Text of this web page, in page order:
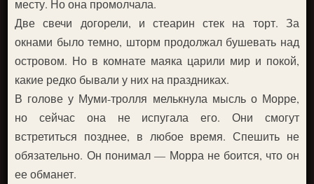
месту. Но она промолчала.
Две свечи догорели, и стеарин стек на торт. За
окнами было темно, шторм продолжал бушевать над
островом. Но в комнате маяка царили мир и покой,
какие редко бывали у них на праздниках.
В голове у Муми-тролля мелькнула мысль о Морре,
но сейчас она не испугала его. Они смогут
встретиться позднее, в любое время. Спешить не
обязательно. Он понимал — Морра не боится, что он
ее обманет.